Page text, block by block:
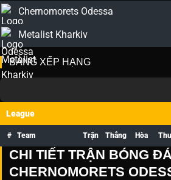
Chernomorets Odessa
Metalist Kharkiv
BẢNG XẾP HẠNG
League
# Team Trận Thắng Hòa
CHI TIẾT TRẬN BÓNG ĐÁ
CHERNOMORETS